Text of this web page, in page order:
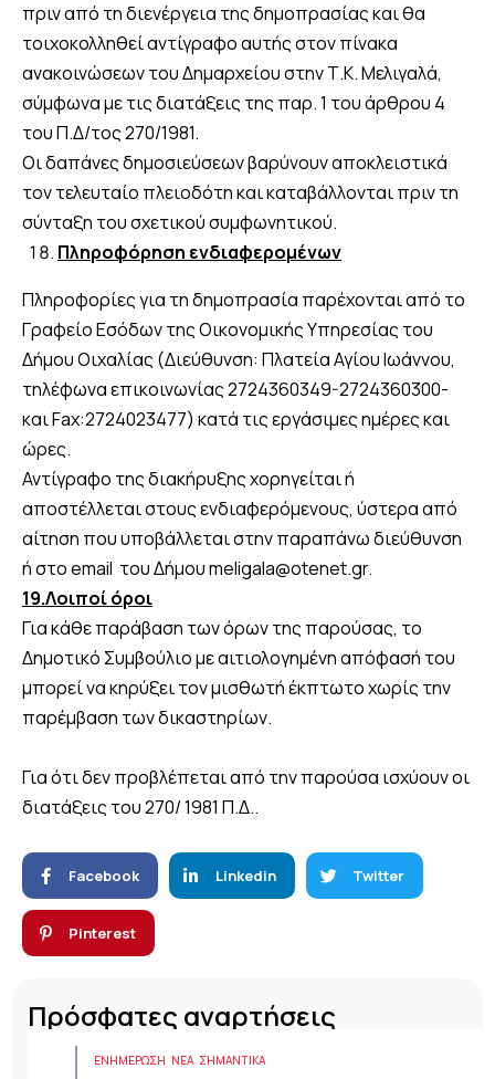
πριν από τη διενέργεια της δημοπρασίας και θα
τοιχοκολληθεί αντίγραφο αυτής στον πίνακα
ανακοινώσεων του Δημαρχείου στην Τ.Κ. Μελιγαλά,
σύμφωνα με τις διατάξεις της παρ. 1 του άρθρου 4
του Π.Δ/τος 270/1981.
Οι δαπάνες δημοσιεύσεων βαρύνουν αποκλειστικά
τον τελευταίο πλειοδότη και καταβάλλονται πριν τη
σύνταξη του σχετικού συμφωνητικού.
Πληροφόρηση ενδιαφερομένων
Πληροφορίες για τη δημοπρασία παρέχονται από τo
Γραφείο Εσόδων της Οικονομικής Υπηρεσίας του
Δήμου Οιχαλίας (Διεύθυνση: Πλατεία Αγίου Ιωάννου,
τηλέφωνα επικοινωνίας 2724360349-2724360300-
και Fax:2724023477) κατά τις εργάσιμες ημέρες και
ώρες.
Αντίγραφο της διακήρυξης χορηγείται ή
αποστέλλεται στους ενδιαφερόμενους, ύστερα από
αίτηση που υποβάλλεται στην παραπάνω διεύθυνση
ή στο email του Δήμου meligala@otenet.gr.
19.Λοιποί όροι
Για κάθε παράβαση των όρων της παρούσας, το
Δημοτικό Συμβούλιο με αιτιολογημένη απόφασή του
μπορεί να κηρύξει τον μισθωτή έκπτωτο χωρίς την
παρέμβαση των δικαστηρίων.
Για ότι δεν προβλέπεται από την παρούσα ισχύουν οι
διατάξεις του 270/ 1981 Π.Δ..
Facebook Linkedin Twitter
Pinterest
Πρόσφατες αναρτήσεις
ΕΝΗΜΕΡΩΣΗ ΝΈΑ ΣΗΜΑΝΤΙΚΆ